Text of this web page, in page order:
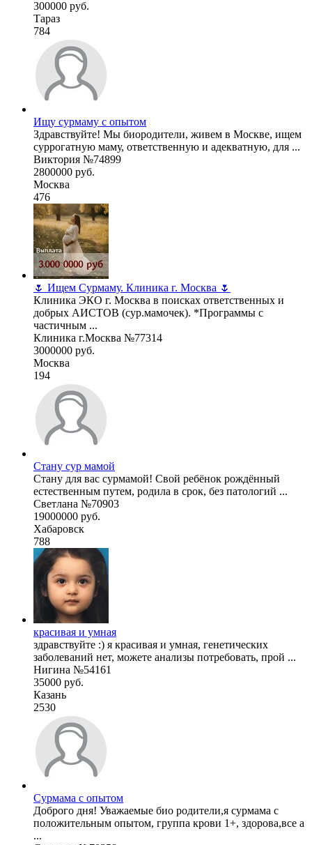
300000 руб.
Тараз
784
Ищу сурмаму с опытом
Здравствуйте! Мы биородители, живем в Москве, ищем
суррогатную маму, ответственную и адекватную, для ...
Виктория №74899
2800000 руб.
Москва
476
🌷 Ищем Сурмаму. Клиника г. Москва 🌷
Клиника ЭКО г. Москва в поисках ответственных и
добрых АИСТОВ (сур.мамочек). *Программы с
частичным ...
Клиника г.Москва №77314
3000000 руб.
Москва
194
Стану сур мамой
Стану для вас сурмамой! Свой ребёнок рождённый
естественным путем, родила в срок, без патологий ...
Светлана №70903
19000000 руб.
Хабаровск
788
красивая и умная
здравствуйте :) я красивая и умная, генетических
заболеваний нет, можете анализы потребовать, прой ...
Нигина №54161
35000 руб.
Казань
2530
Сурмама с опытом
Доброго дня! Уважаемые био родители,я сурмама с
положительным опытом, группа крови 1+, здорова,все а
...